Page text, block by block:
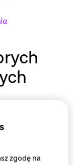
i
na całym
zgodę na